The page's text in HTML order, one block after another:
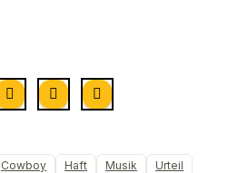
Cowboy Haft Musik Urteil